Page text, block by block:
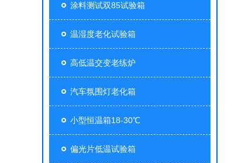
涂料测试双85试验箱
温湿度老化试验箱
高低温交变老练炉
汽车氛围灯老化箱
小型恒温箱18-30℃
偏光片低温试验箱